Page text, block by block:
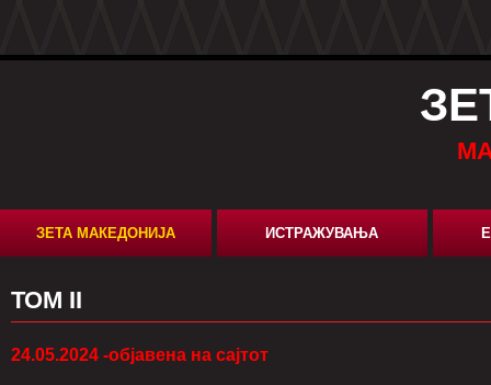
ЗЕТА МАКЕДОНИЈА ИСТРАЖУВАЊА
ТОМ II
24.05.2024 -објавена на сајтот